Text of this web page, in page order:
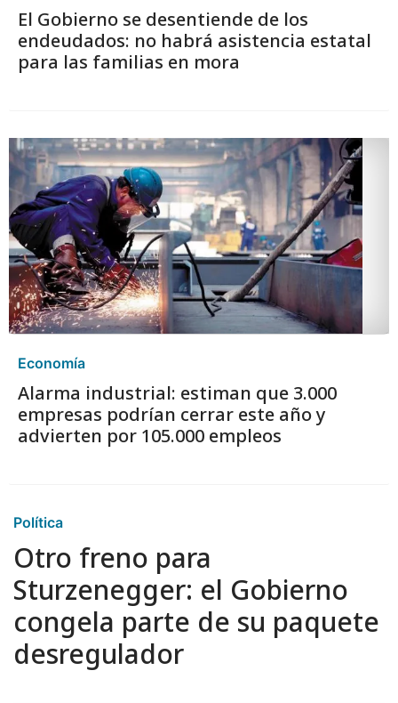
El Gobierno se desentiende de los
endeudados: no habrá asistencia estatal
para las familias en mora
Economía
Alarma industrial: estiman que 3.000
empresas podrían cerrar este año y
advierten por 105.000 empleos
Política
Otro freno para
Sturzenegger: el Gobierno
congela parte de su paquete
desregulador